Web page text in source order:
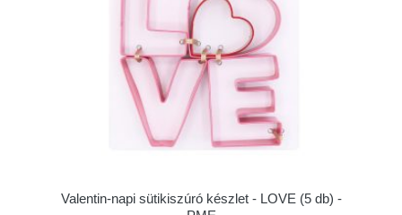
Valentin-napi sütikiszúró készlet - LOVE (5 db) -